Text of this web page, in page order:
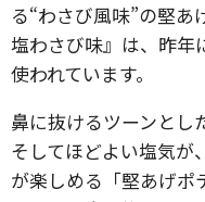
る“わさび風味”の堅あ
塩わさび味』は、昨年
使われています。
鼻に抜けるツーンとし
そしてほどよい塩気が
が楽しめる「堅あげポ